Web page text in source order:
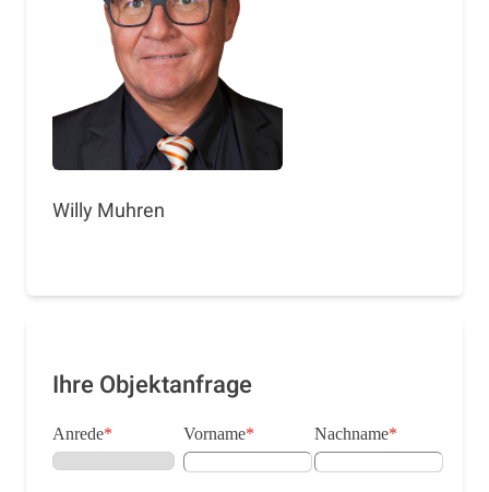
Willy Muhren
Ihre Objektanfrage
Anrede* Vorname* Nachname*